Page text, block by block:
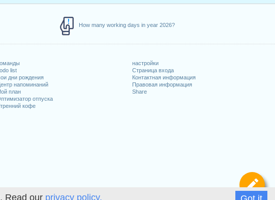
Read our privacy policy.
How many working days in year 2026?
list
дни рождения
напоминаний
план
отпуска
кофе
настройки
Страница входа
Контактная информация
Правовая информация
Share